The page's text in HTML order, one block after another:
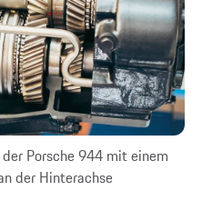
Porsche 944 mit einem
der Hinterachse